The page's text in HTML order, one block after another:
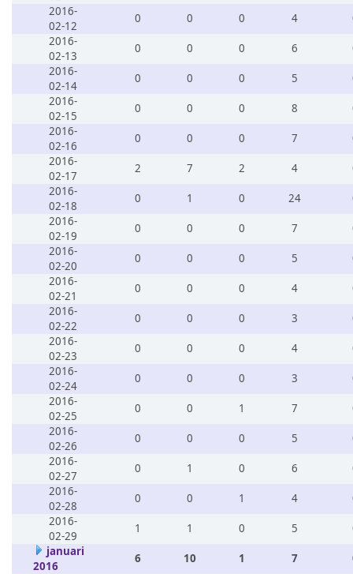
2016-
02-12
0 0 0 4
2016-
02-13
0 0 0 6
2016-
02-14
0 0 0 5
2016-
02-15
0 0 0 8
2016-
02-16
0 0 0 7
2016-
02-17
2 7 2 4
2016-
02-18
0 1 0 24
2016-
02-19
0 0 0 7
2016-
02-20
0 0 0 5
2016-
02-21
0 0 0 4
2016-
02-22
0 0 0 3
2016-
02-23
0 0 0 4
2016-
02-24
0 0 0 3
2016-
02-25
0 0 1 7
2016-
02-26
0 0 0 5
2016-
02-27
0 1 0 6
2016-
02-28
0 0 1 4
2016-
02-29
1 1 0 5
januari
2016
6 10 1 7